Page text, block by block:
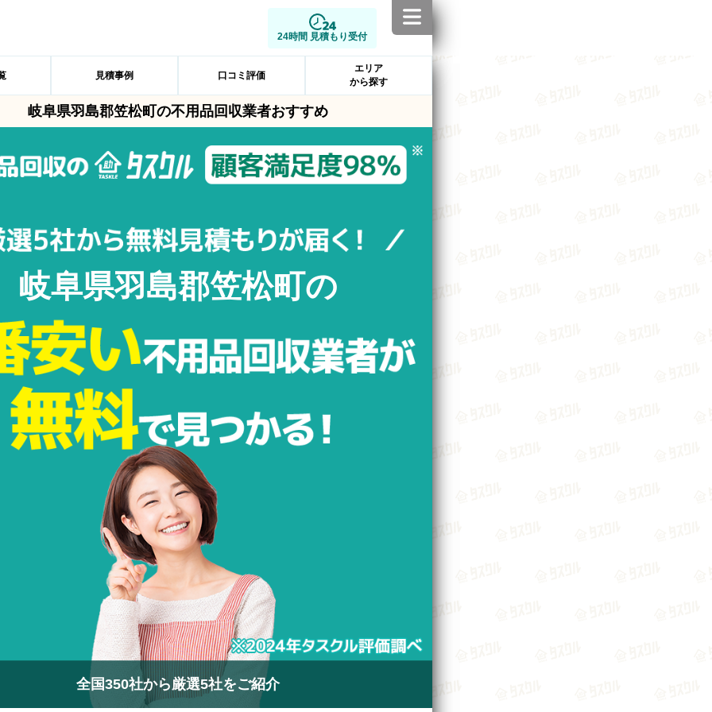
24時間 見積もり受付
見積事例 口コミ評価
エリア
から探す
岐阜県羽島郡笠松町の不用品回収業者おすすめ
岐阜県羽島郡笠松町の
全国350社から厳選5社をご紹介